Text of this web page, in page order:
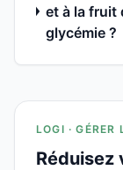
et à la fruit
glycémie ?
LOGI ·
Réduisez